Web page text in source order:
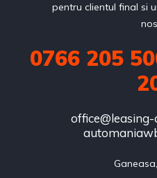
pentru clientul final si
0766 205